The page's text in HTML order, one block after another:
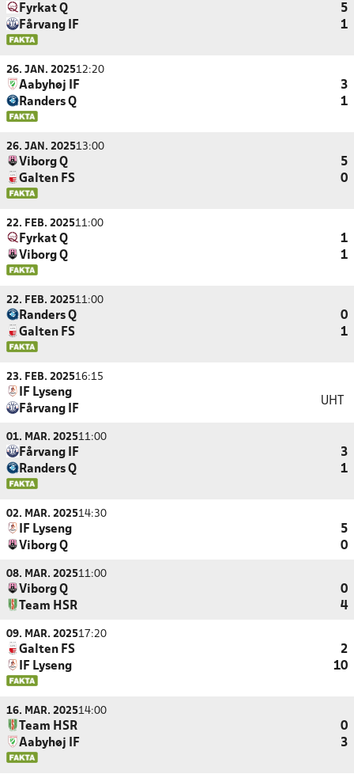
Fyrkat Q
5
Fårvang IF
1
26. JAN. 202512:20
Aabyhøj IF
3
Randers Q
1
26. JAN. 202513:00
Viborg Q
5
Galten FS
0
22. FEB. 202511:00
Fyrkat Q
1
Viborg Q
1
22. FEB. 202511:00
Randers Q
0
Galten FS
1
23. FEB. 202516:15
IF Lyseng
Fårvang IF
UHT
01. MAR. 202511:00
Fårvang IF
3
Randers Q
1
02. MAR. 202514:30
IF Lyseng
5
Viborg Q
0
08. MAR. 202511:00
Viborg Q
0
Team HSR
4
09. MAR. 202517:20
Galten FS
2
IF Lyseng
10
16. MAR. 202514:00
Team HSR
0
Aabyhøj IF
3